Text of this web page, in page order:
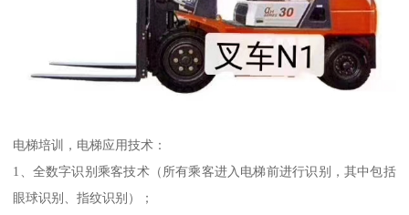
电梯培训，电梯应用技术：
1、全数字识别乘客技术（所有乘客进入电梯前进行识别，其中包括
眼球识别、指纹识别）；